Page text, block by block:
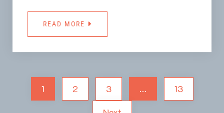
READ MORE
1 2 3 …
13